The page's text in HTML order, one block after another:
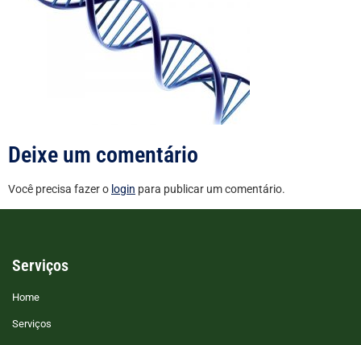
Deixe um comentário
Você precisa fazer o login para publicar um comentário.
Serviços
Home
Serviços